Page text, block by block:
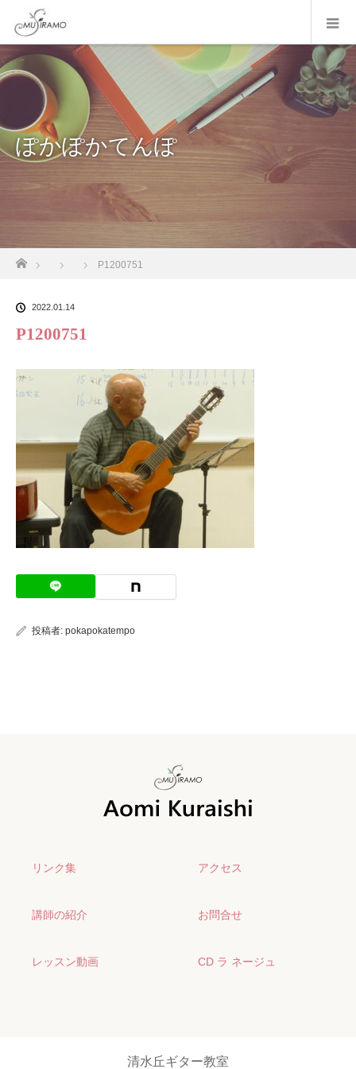
ぽかぽかてんぽ
P1200751
2022.01.14
P1200751
投稿者: pokapokatempo
リンク集 アクセス
講師の紹介 お問合せ
レッスン動画 CD ラ ネージュ
清水丘ギター教室